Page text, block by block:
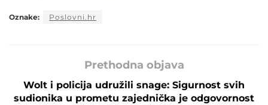
Oznake: Poslovni.hr
Prethodna objava
Wolt i policija udružili snage: Sigurnost svih
sudionika u prometu zajednička je odgovornost